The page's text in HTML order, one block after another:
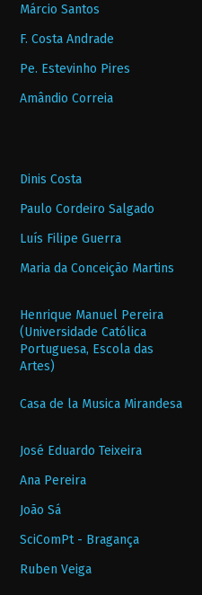
Márcio Santos
F. Costa Andrade
Pe. Estevinho Pires
Amândio Correia
Dinis Costa
Paulo Cordeiro Salgado
Luís Filipe Guerra
Maria da Conceição Martins
Henrique Manuel Pereira
(Universidade Católica
Portuguesa, Escola das
Artes)
Casa de la Musica Mirandesa
José Eduardo Teixeira
Ana Pereira
João Sá
SciComPt - Bragança
Ruben Veiga